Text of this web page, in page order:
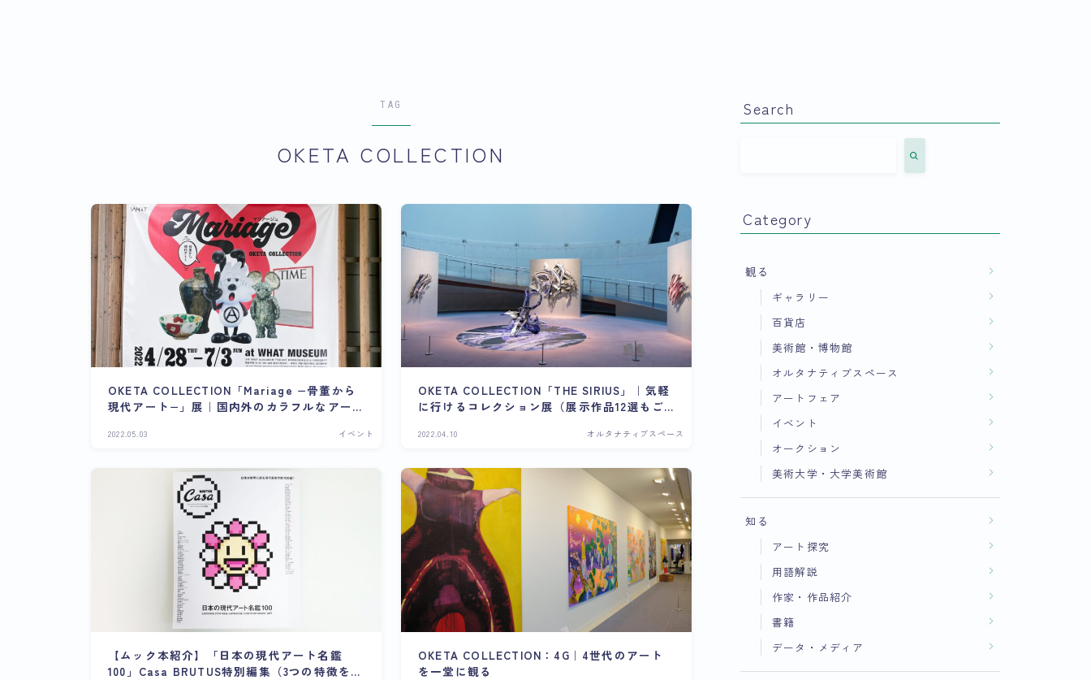
TAG
OKETA COLLECTION
OKETA COLLECTION「Mariage −骨董から
現代アート−」展｜国内外のカラフルなアー
2022.05.03 イベント
OKETA COLLECTION「THE SIRIUS」｜気軽
に行けるコレクション展（展示作品12選もご
2022.04.10 オルタナティブスペース
【ムック本紹介】「日本の現代アート名鑑
100」Casa BRUTUS特別編集（3つの特徴をご
OKETA COLLECTION：4G｜4世代のアート
を一堂に観る
Search
Category
観る
ギャラリー
百貨店
美術館・博物館
オルタナティブスペース
アートフェア
イベント
オークション
美術大学・大学美術館
知る
アート探究
用語解説
作家・作品紹介
書籍
データ・メディア